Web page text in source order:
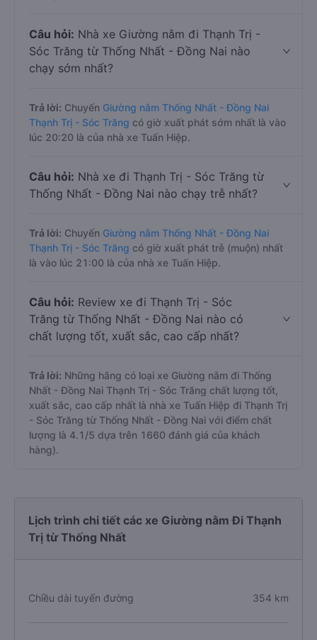
Câu hỏi: Nhà xe Giường nằm đi Thạnh Trị -
Sóc Trăng từ Thống Nhất - Đồng Nai nào
chạy sớm nhất?
Trả lời: Chuyến Giường nằm Thống Nhất - Đồng Nai
Thạnh Trị - Sóc Trăng có giờ xuất phát sớm nhất là vào
lúc 20:20 là của nhà xe Tuấn Hiệp.
Câu hỏi: Nhà xe đi Thạnh Trị - Sóc Trăng từ
Thống Nhất - Đồng Nai nào chạy trễ nhất?
Trả lời: Chuyến Giường nằm Thống Nhất - Đồng Nai
Thạnh Trị - Sóc Trăng có giờ xuất phát trễ (muộn) nhất
là vào lúc 21:00 là của nhà xe Tuấn Hiệp.
Câu hỏi: Review xe đi Thạnh Trị - Sóc
Trăng từ Thống Nhất - Đồng Nai nào có
chất lượng tốt, xuất sắc, cao cấp nhất?
Trả lời: Những hãng có loại xe Giường nằm đi Thống
Nhất - Đồng Nai Thạnh Trị - Sóc Trăng chất lượng tốt,
xuất sắc, cao cấp nhất là nhà xe Tuấn Hiệp đi Thạnh Trị
- Sóc Trăng từ Thống Nhất - Đồng Nai với điểm chất
lượng là 4.1/5 dựa trên 1660 đánh giá của khách
hàng).
Lịch trình chi tiết các xe Giường nằm Đi Thạnh
Trị từ Thống Nhất
Chiều dài tuyến đường 354 km